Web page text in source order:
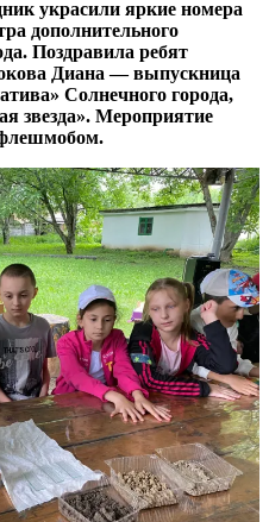
украсили яркие номера
дополнительного
Поздравила ребят
Диана — выпускница
Солнечного города,
звезда». Мероприятие